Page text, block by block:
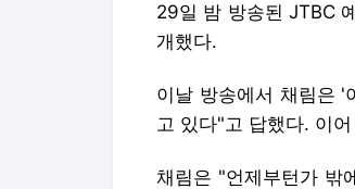
29일 밤 방송된 JTBC
개했다.
이날 방송에서 채림은 '
고 있다"고 답했다. 이
채림은 "언제부턴가 밖